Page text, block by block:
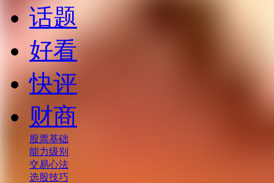
话题
好看
快评
财商
股票基础
能力级别
交易心法
选股技巧